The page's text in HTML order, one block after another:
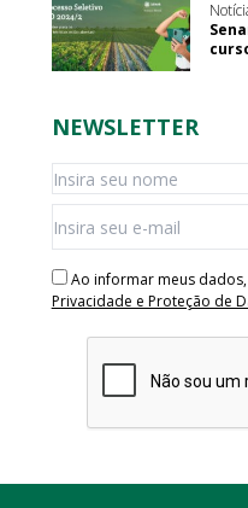
NEWSLETTER
Ao informar meus
Privacidade e Proteção de